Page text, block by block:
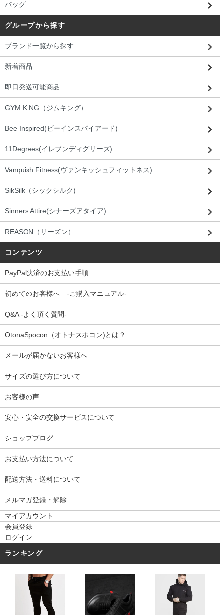
バッグ
グループから探す
ブランド一覧から探す
新着商品
即日発送可能商品
GYM KING（ジムキング）
Bee Inspired(ビーインスパイアード)
11Degrees(イレブンディグリーズ)
Vanquish Fitness(ヴァンキッシュフィットネス)
SikSilk（シックシルク)
Sinners Attire(シナーズアタイア)
REASON（リーズン）
コンテンツ
PayPal決済のお支払い手順
初めてのお客様へ -ご購入マニュアル-
Q&A -よく頂く質問-
OtonaSpocon（オトナスポコン)とは？
メールが届かないお客様へ
サイズの選び方について
お客様の声
安心・安全の交換サービスについて
ショップブログ
お支払い方法について
配送方法・送料について
メルマガ登録・解除
マイアカウント
会員登録
ログイン
ランキング